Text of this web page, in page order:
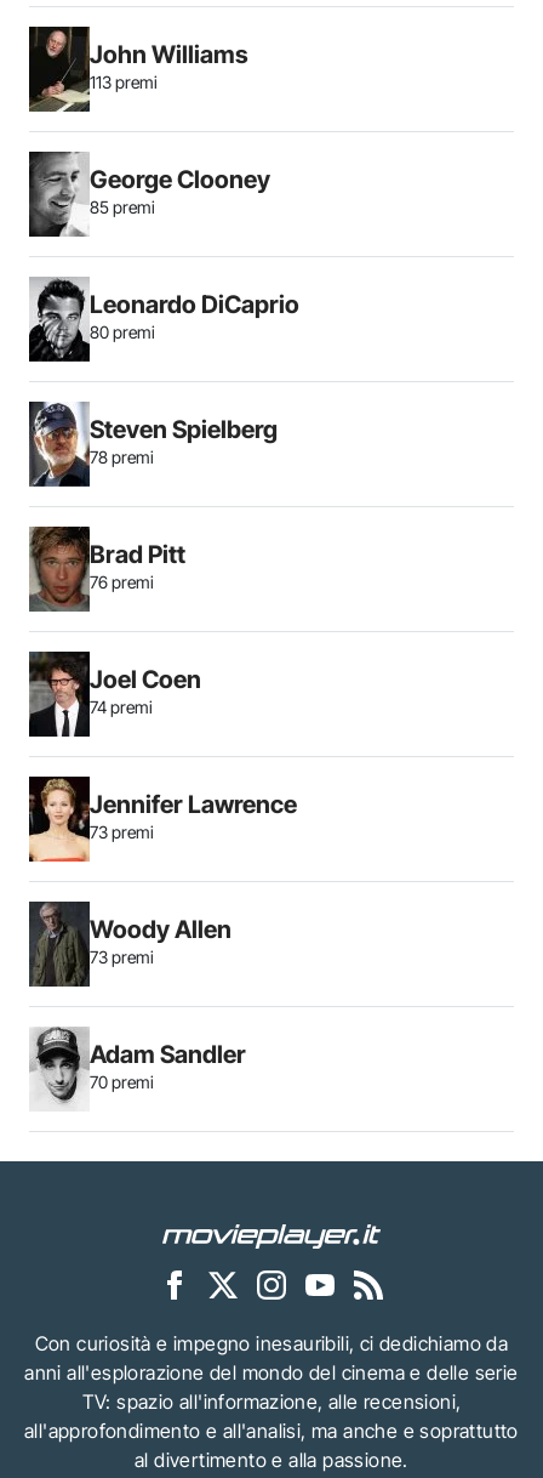
John Williams
113 premi
George Clooney
85 premi
Leonardo DiCaprio
80 premi
Steven Spielberg
78 premi
Brad Pitt
76 premi
Joel Coen
74 premi
Jennifer Lawrence
73 premi
Woody Allen
73 premi
Adam Sandler
70 premi
Con curiosità e impegno inesauribili, ci dedichiamo da
anni all'esplorazione del mondo del cinema e delle serie
TV: spazio all'informazione, alle recensioni,
all'approfondimento e all'analisi, ma anche e soprattutto
al divertimento e alla passione.